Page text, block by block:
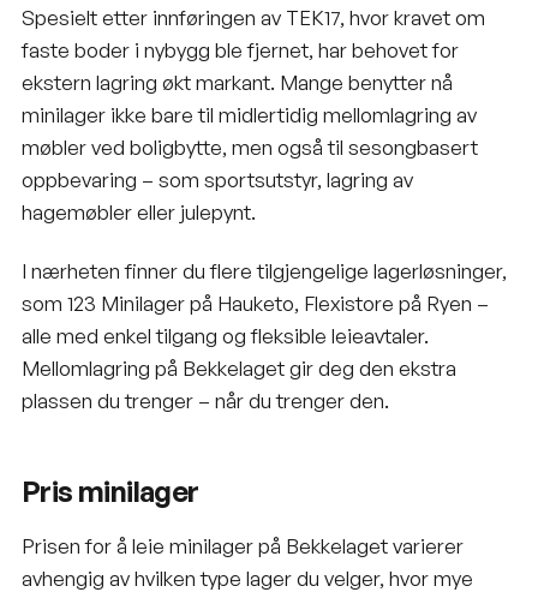
Spesielt etter innføringen av TEK17, hvor kravet om
faste boder i nybygg ble fjernet, har behovet for
ekstern lagring økt markant. Mange benytter nå
minilager ikke bare til midlertidig mellomlagring av
møbler ved boligbytte, men også til sesongbasert
oppbevaring – som sportsutstyr, lagring av
hagemøblereller julepynt.
I nærheten finner du flere tilgjengelige lagerløsninger,
som 123 Minilager på Hauketo, Flexistore på Ryen –
alle med enkel tilgang og fleksible leieavtaler.
Mellomlagring på Bekkelaget gir deg den ekstra
plassen du trenger – når du trenger den.
Pris minilager
Prisen for å leie minilager på Bekkelaget varierer
avhengig av hvilken type lager du velger, hvor mye